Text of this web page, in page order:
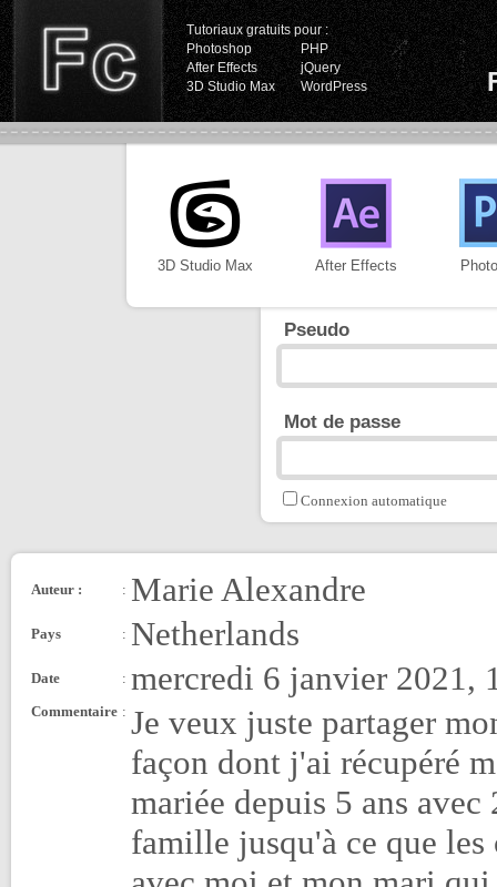
Tutoriaux gratuits pour :
Photoshop
PHP
After Effects
jQuery
3D Studio Max
WordPress
3D Studio Max After Effects
Pseudo
Mot de passe
Connexion automatique
Auteur : : Marie Alexandre
Pays : Netherlands
Date : mercredi 6 janvier 2021,
Commentaire : Je veux juste partager
façon dont j'ai récupéré
mariée depuis 5 ans
famille jusqu'à ce que les